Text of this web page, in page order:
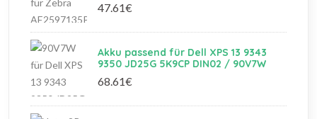
47.61€
Akku passend für Dell XPS 13 9343
9350 JD25G 5K9CP DIN02 / 90V7W
68.61€